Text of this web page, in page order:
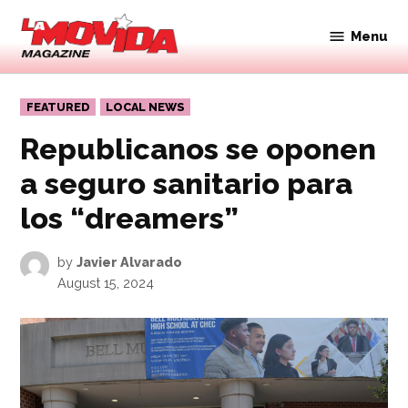
Skip
content
Movida
Magazine
Menu
POSTED
IN
FEATURED LOCAL NEWS
Republicanos se oponen
a seguro sanitario para
los “dreamers”
by Javier Alvarado
August 15, 2024